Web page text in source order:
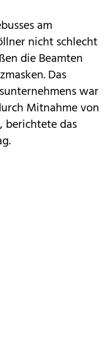
am
nicht schlecht
die Beamten
Das
war
Mitnahme von
berichtete das